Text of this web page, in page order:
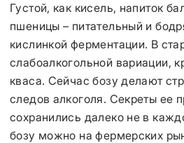
Густой, как кисель, напиток
пшеницы – питательный и
кислинкой ферментации. В
слабоалкогольной вариации,
кваса. Сейчас бозу делают
следов алкоголя. Секреты ее
сохранились далеко не в
бозу можно на фермерских